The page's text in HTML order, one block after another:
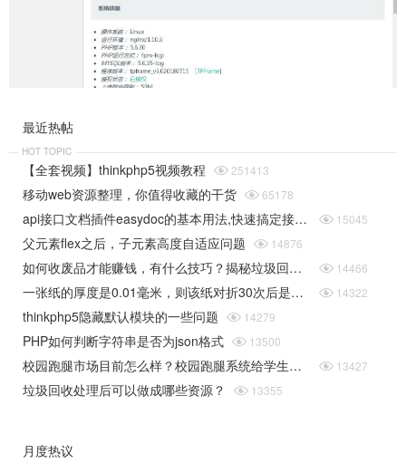
最近热帖
HOT TOPIC
【全套视频】thinkphp5视频教程  251413
移动web资源整理，你值得收藏的干货  65178
api接口文档插件easydoc的基本用法,快速搞定接口文档  15045
父元素flex之后，子元素高度自适应问题  14876
如何收废品才能赚钱，有什么技巧？揭秘垃圾回收行业的一些规则  14466
一张纸的厚度是0.01毫米，则该纸对折30次后是多厚（据说超过珠穆朗玛峰的高度）php实现  14322
thinkphp5隐藏默认模块的一些问题  14279
PHP如何判断字符串是否为json格式  13500
校园跑腿市场目前怎么样？校园跑腿系统给学生带来了哪些便捷？  13427
垃圾回收处理后可以做成哪些资源？  13355
月度热议